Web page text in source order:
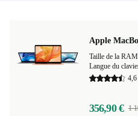
Apple
Taille de la
Langue du
4,6
356,90 € 1